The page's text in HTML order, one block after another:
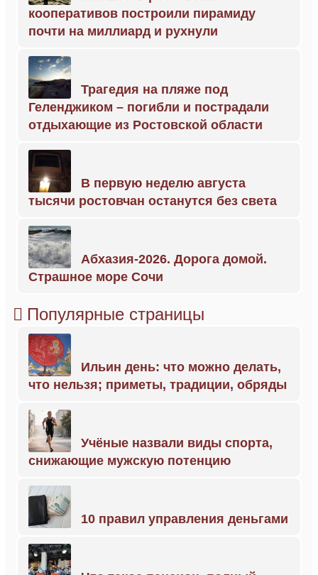
кооперативов построили пирамиду
почти на миллиард и рухнули
Трагедия на пляже под
Геленджиком – погибли и пострадали
отдыхающие из Ростовской области
В первую неделю августа
тысячи ростовчан останутся без света
Абхазия-2026. Дорога домой.
Страшное море Сочи
Популярные страницы
Ильин день: что можно делать,
что нельзя; приметы, традиции, обряды
Учёные назвали виды спорта,
снижающие мужскую потенцию
10 правил управления деньгами